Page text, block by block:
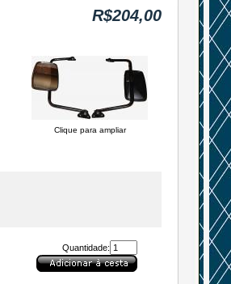
R$204,00
Clique para ampliar
Quantidade: